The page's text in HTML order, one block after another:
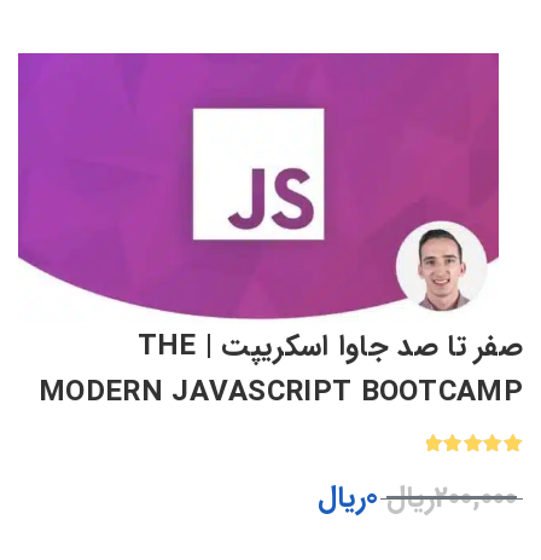
صفر تا صد جاوا اسکریپت | THE
MODERN JAVASCRIPT BOOTCAMP
از 5
در
200,000ریال 0ریال